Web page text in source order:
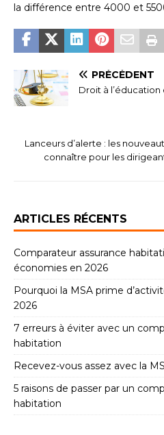
la différence entre 4000 et
PRÉCÉDENT
Droit à l’éducation
Lanceurs d’alerte : les
connaître pour les
ARTICLES RÉCENTS
Comparateur assurance
économies en 2026
Pourquoi la MSA prime
2026
7 erreurs à éviter avec un
habitation
Recevez-vous assez avec la
5 raisons de passer par un
habitation